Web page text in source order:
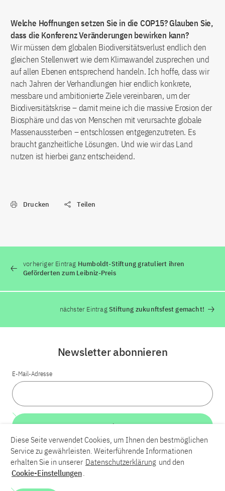
Welche Hoffnungen setzen Sie in die COP15? Glauben Sie,
dass die Konferenz Veränderungen bewirken kann?
Wir müssen dem globalen Biodiversitätsverlust endlich den
gleichen Stellenwert wie dem Klimawandel zusprechen und
auf allen Ebenen entsprechend handeln. Ich hoffe, dass wir
nach Jahren der Verhandlungen hier endlich konkrete,
messbare und ambitionierte Ziele vereinbaren, um der
Biodiversitätskrise – damit meine ich die massive Erosion der
Biosphäre und das von Menschen mit verursachte globale
Massenaussterben – entschlossen entgegenzutreten. Es
braucht ganzheitliche Lösungen. Und wie wir das Land
nutzen ist hierbei ganz entscheidend.
Drucken Teilen
vorheriger Eintrag Humboldt-Stiftung gratuliert ihren
Geförderten zum Leibniz-Preis
nächster EintragStiftung zukunftsfest gemacht!
LinkedInBlueskyYouTube
Newsletter abonnieren
E-Mail-Adresse
Weiter
Diese Seite verwendet Cookies, um Ihnen den bestmöglichen
Service zu gewährleisten. Weiterführende Informationen
erhalten Sie in unserer Datenschutzerklärung und den
Cookie-Einstellungen.